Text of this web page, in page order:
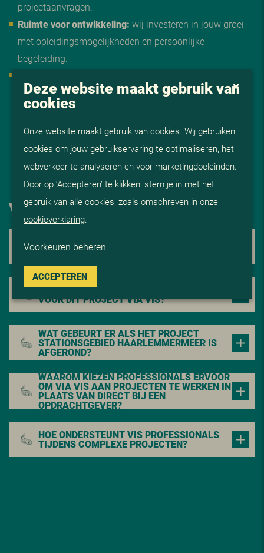
projectaanvragen.
Ruimte voor ontwikkeling: wij investeren in jouw groei
met opleidingsmogelijkheden en persoonlijke
begeleiding.
afgestemd op jouw ambities en manier van werken.
VEELGESTELDE VRAGEN
HET PROJECT STATIONSGEBIED
HOE VERLOOPT HET SELECTIEPROCES
VOOR DIT PROJECT VIA VIS?
WAT GEBEURT ER ALS HET PROJECT
STATIONSGEBIED HAARLEMMERMEER IS
AFGEROND?
WAAROM KIEZEN PROFESSIONALS ERVOOR
OM VIA VIS AAN PROJECTEN TE WERKEN IN
PLAATS VAN DIRECT BIJ EEN
OPDRACHTGEVER?
HOE ONDERSTEUNT VIS PROFESSIONALS
TIJDENS COMPLEXE PROJECTEN?
Deze website maakt gebruik van
cookies
Onze website maakt gebruik van cookies. Wij gebruiken
cookies om jouw gebruikservaring te optimaliseren, het
webverkeer te analyseren en voor marketingdoeleinden.
Door op ‘Accepteren’ te klikken, stem je in met het
gebruik van alle cookies, zoals omschreven in onze
cookieverklaring
Voorkeuren beheren
ACCEPTEREN